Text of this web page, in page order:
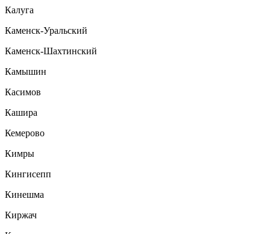
Калуга
Каменск-Уральский
Каменск-Шахтинский
Камышин
Касимов
Кашира
Кемерово
Кимры
Кингисепп
Кинешма
Киржач